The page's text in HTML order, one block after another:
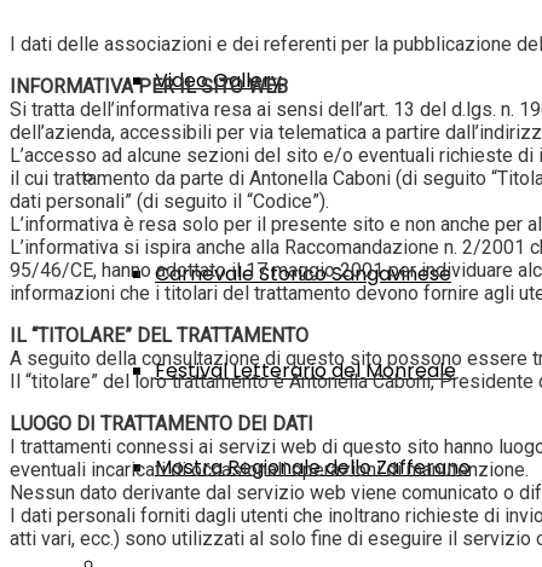
Video Gallery
Grandi Eventi
Carnevale Storico Sangavinese
Festival Letterario del Monreale
Mostra Regionale dello Zafferano
I dati delle associazioni e dei referenti per la pubblicazione
INFORMATIVA PER IL SITO WEB
Si tratta dell’informativa resa ai sensi dell’art. 13 del d.lgs.
dell’azienda, accessibili per via telematica a partire
L’accesso ad alcune sezioni del sito e/o eventuali richieste
il cui trattamento da parte di Antonella Caboni (di seguito
dati personali” (di seguito il “Codice”).
L’informativa è resa solo per il presente sito e non anche per
L’informativa si ispira anche alla Raccomandazione n. 2/
95/46/CE, hanno adottato il 17 maggio 2001 per individuare
informazioni che i titolari del trattamento devono fornire agli
IL “TITOLARE” DEL TRATTAMENTO
A seguito della consultazione di questo sito possono essere
Il “titolare” del loro trattamento è Antonella Caboni,
LUOGO DI TRATTAMENTO DEI DATI
I trattamenti connessi ai servizi web di questo sito hanno
eventuali incaricati di occasionali operazioni di manutenzione.
Nessun dato derivante dal servizio web viene comunicato o
I dati personali forniti dagli utenti che inoltrano richieste di
atti vari, ecc.) sono utilizzati al solo fine di eseguire il servizio